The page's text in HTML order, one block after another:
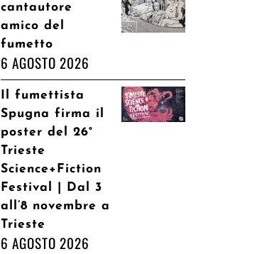
cantautore
amico del
fumetto
6 AGOSTO 2026
Il fumettista
Spugna firma il
poster del 26°
Trieste
Science+Fiction
Festival | Dal 3
all’8 novembre a
Trieste
6 AGOSTO 2026